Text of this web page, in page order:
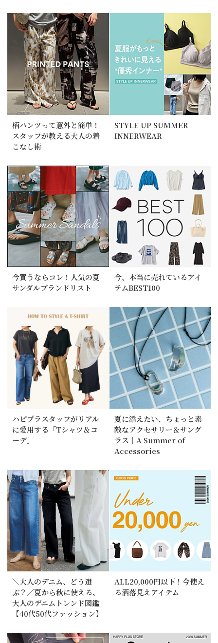
柄パンツって意外と簡単！
スタッフが教える大人の着
こなし術
STYLE UP SUMMER
INNERWEAR
今買うならコレ！人気の夏
サンダルブランドリスト
今、本当に売れているアイ
テムBEST100
ハピプラスタッフがリアル
に愛用する「Tシャツ＆コ
ーデ」
夏に添えたい、ちょっと素
敵なアクセサリー＆サング
ラス｜A Summer of
Accessories
＼大人のデニム、どう選
ぶ？／夏から秋に使える、
大人のデニムトレンド図鑑
【40代50代ファッション】
ALL20,000円以下！今使え
る洒落見えアイテム